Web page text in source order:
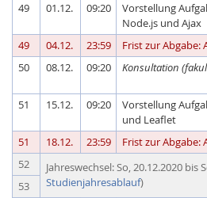
49
01.12. 09:20
Vorstellung
Node.js und Ajax
49
04.12. 23:59 Frist zur Abgabe:
50
08.12. 09:20 Konsultation
51
15.12. 09:20
Vorstellung
und Leaflet
51
18.12. 23:59 Frist zur Abgabe:
52
Jahreswechsel: So, 20.12.2020 bis
Studienjahresablauf)
53